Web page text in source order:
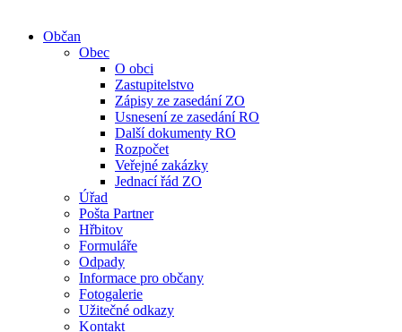
Občan
Obec
O obci
Zastupitelstvo
Zápisy ze zasedání ZO
Usnesení ze zasedání RO
Další dokumenty RO
Rozpočet
Veřejné zakázky
Jednací řád ZO
Úřad
Pošta Partner
Hřbitov
Formuláře
Odpady
Informace pro občany
Fotogalerie
Užitečné odkazy
Kontakt